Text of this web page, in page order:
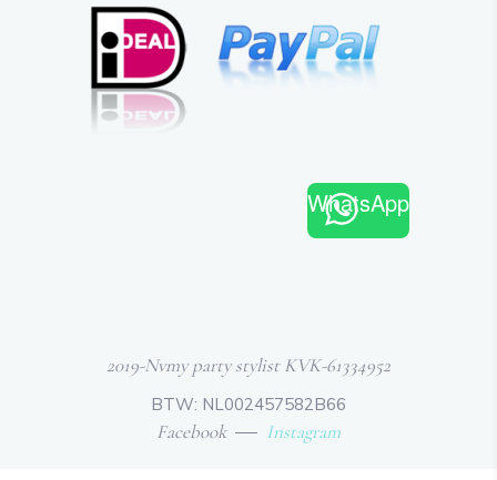
WhatsApp
2019-Nvmy party stylist KVK-61334952
BTW: NL002457582B66
Facebook Instagram